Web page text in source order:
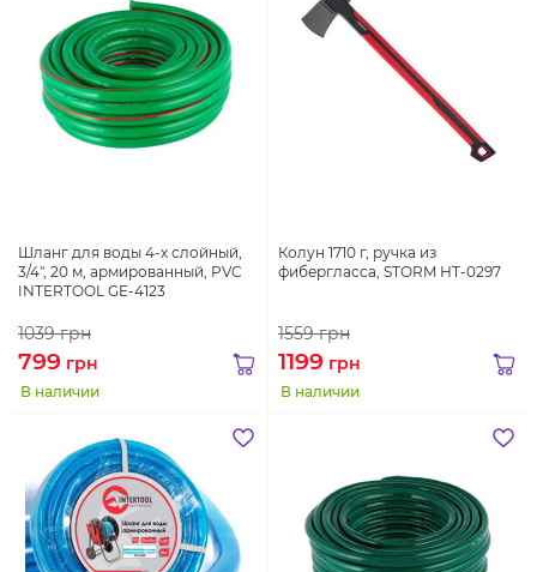
Шланг для воды 4-х слойный,
3/4", 20 м, армированный, PVC
INTERTOOL GE-4123
1039грн
799 грн
В наличии
Колун 1710 г, ручка из
фибергласса, STORM HT-0297
1559грн
1199 грн
В наличии